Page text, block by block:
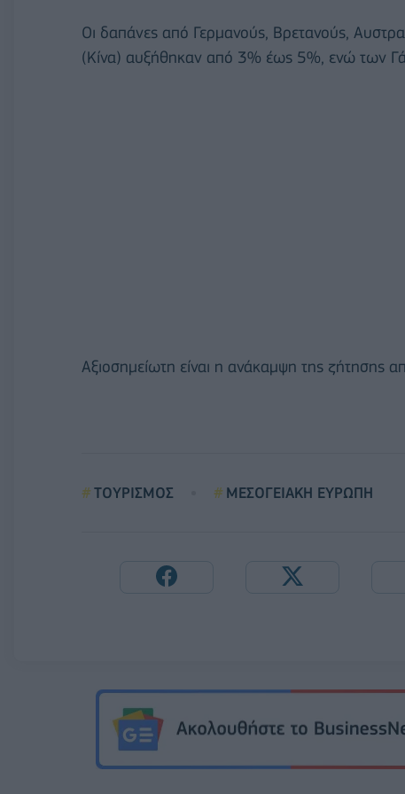
Οι δαπάνες από Γερμανούς, Βρετανούς,
(Κίνα) αυξήθηκαν από 3% έως 5%, ενώ των
Αξιοσημείωτη είναι η ανάκαμψη της ζήτησης
ΤΟΥΡΙΣΜΟΣ ΜΕΣΟΓΕΙΑΚΗ ΕΥΡΩΠΗ